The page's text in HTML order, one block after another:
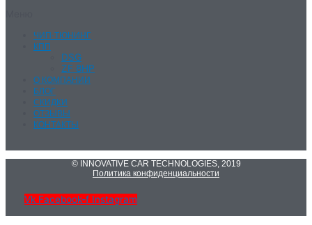
ЧИП-ТЮНИНГ
КПП
DSG
ZF 8HP
О КОМПАНИИ
БЛОГ
СКИДКИ
ОТЗЫВЫ
КОНТАКТЫ
© INNOVATIVE CAR TECHNOLOGIES, 2019
Политика конфиденциальности
Vk Facebook-f Instagram